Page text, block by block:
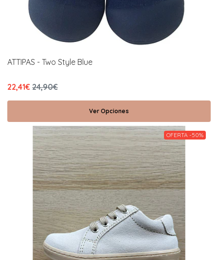
ATTIPAS - Two Style Blue
22,41€ 24,90€
Ver Opciones
OFERTA -50%